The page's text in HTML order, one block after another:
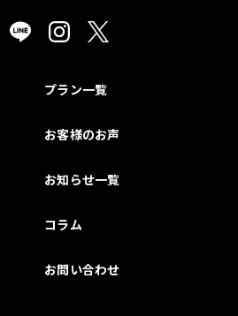
プラン一覧
お客様のお声
お知らせ一覧
コラム
お問い合わせ